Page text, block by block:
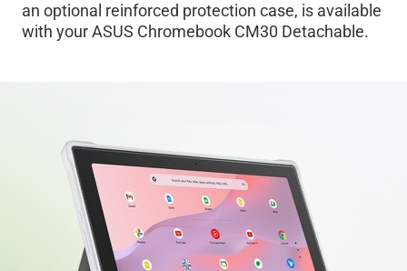
an optional reinforced protection case, is available
with your ASUS Chromebook CM30 Detachable.